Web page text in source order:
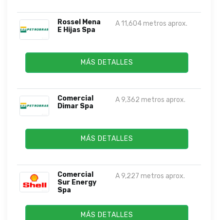
Rossel Mena
E Hijas Spa
A 11,604 metros aprox.
MÁS DETALLES
Comercial
Dimar Spa
A 9,362 metros aprox.
MÁS DETALLES
Comercial
Sur Energy
Spa
A 9,227 metros aprox.
MÁS DETALLES